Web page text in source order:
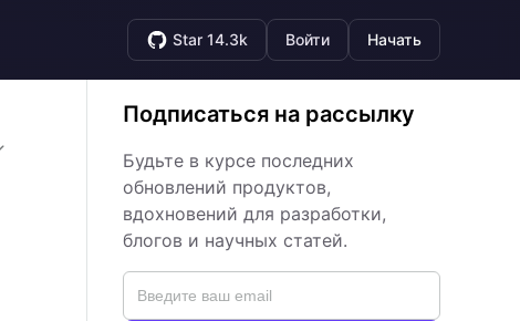
Star 14.3k Войти Начать
Подписаться на рассылку
Будьте в курсе последних
обновлений продуктов,
вдохновений для разработки,
блогов и научных статей.